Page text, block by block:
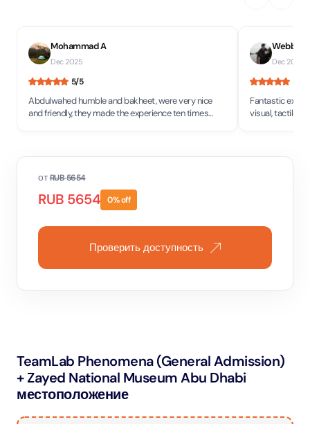
Mohammad A
Dec 2025
5/5
Abdulwahed humble and bakheet, were very nice
and friendly, they made the experience ten times
Dec 2025
Fantastic
visual, tactile,
TeamLab Phenomena (General Admission)
+ Zayed National Museum Abu Dhabi
местоположение
отRUB5654
RUB 5654 0% off
Проверить доступность